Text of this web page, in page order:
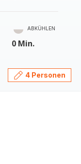
ABKÜHLEN
0 Min.
4 Personen